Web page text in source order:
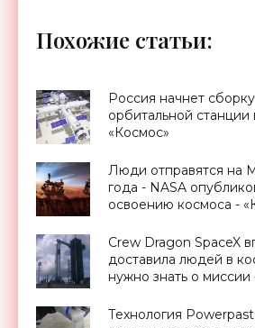
Похожие статьи:
Россия начнет
орбитальной станции
«Космос»
Люди отправятся на
года - NASA
освоению космоса -
Crew Dragon SpaceX
доставила людей в
нужно знать о миссии
Технология